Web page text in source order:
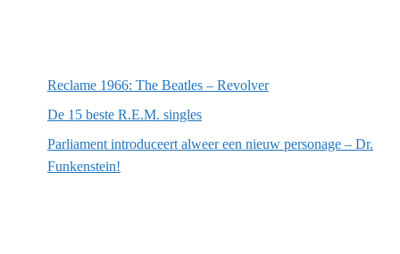
Reclame 1966: The Beatles – Revolver
De 15 beste R.E.M. singles
Parliament introduceert alweer een nieuw personage – Dr.
Funkenstein!